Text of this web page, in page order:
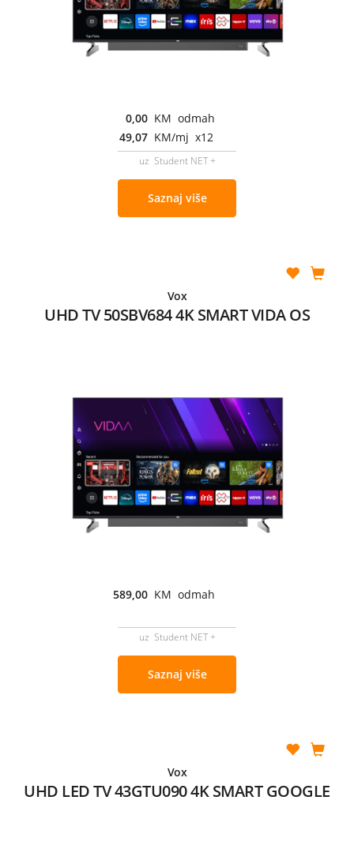
0,00 KM odmah
49,07 KM/mj x12
uz Student NET +
Saznaj više
Vox
UHD TV 50SBV684 4K SMART VIDA OS
589,00 KM odmah
uz Student NET +
Saznaj više
Vox
UHD LED TV 43GTU090 4K SMART GOOGLE